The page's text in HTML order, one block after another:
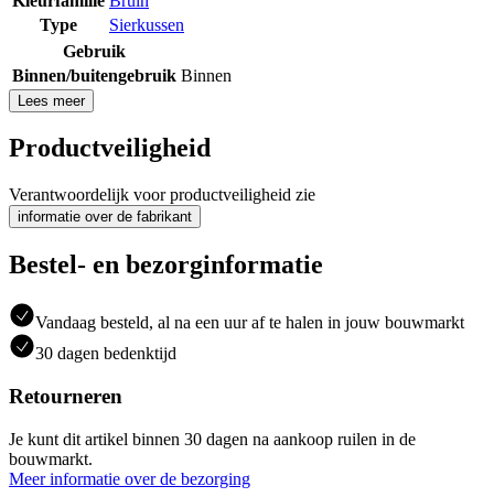
Type
Sierkussen
Gebruik
Binnen/buitengebruik Binnen
Lees meer
Productveiligheid
Verantwoordelijk voor productveiligheid zie
informatie over de fabrikant
Bestel- en bezorginformatie
Vandaag besteld, al na een uur af te halen in jouw bouwmarkt
30 dagen bedenktijd
Retourneren
Je kunt dit artikel binnen 30 dagen na aankoop ruilen in de
bouwmarkt.
Meer informatie over de bezorging